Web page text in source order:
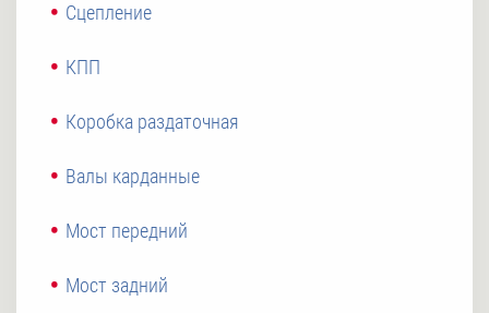
Сцепление
КПП
Коробка раздаточная
Валы карданные
Мост передний
Мост задний